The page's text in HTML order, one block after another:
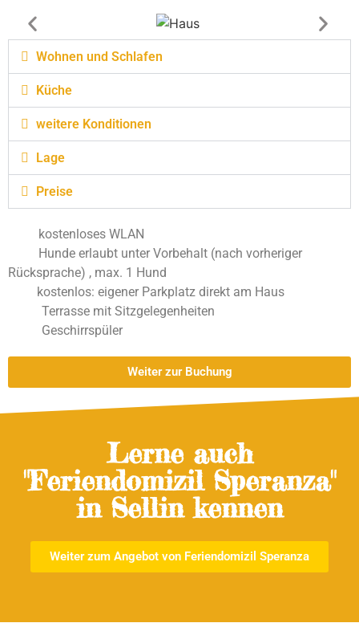
Wohnen und Schlafen
Küche
weitere Konditionen
Lage
Preise
kostenloses WLAN
Hunde erlaubt unter Vorbehalt (nach vorheriger
Rücksprache) , max. 1 Hund
kostenlos: eigener Parkplatz direkt am Haus
Terrasse mit Sitzgelegenheiten
Geschirrspüler
Weiter zur Buchung
Lerne auch
"Feriendomizil Speranza"
in Sellin kennen
Weiter zum Angebot von Feriendomizil Speranza